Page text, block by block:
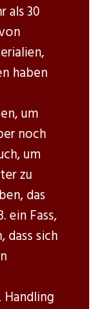
als 30
haben
um
noch
um
zu
das
ein Fass,
dass sich